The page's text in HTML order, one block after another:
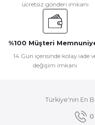
ücretsiz gönderi imkanı
%100 Müşteri
14 Gün içerisinde kolay iade
değişim imkanı
Türkiye'nin En